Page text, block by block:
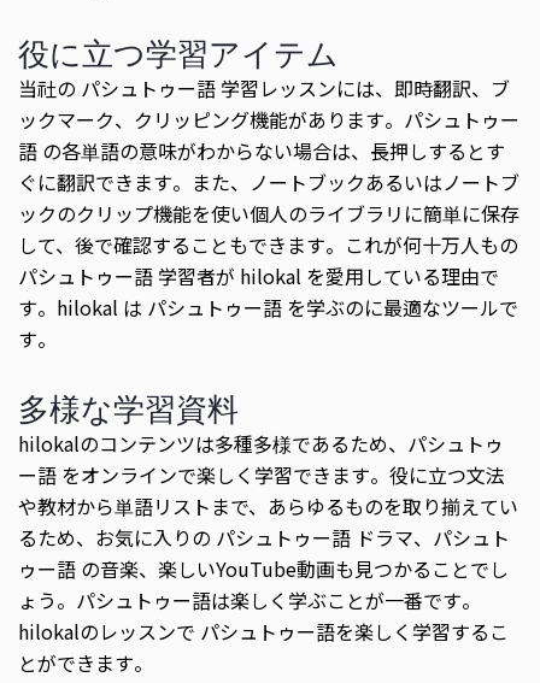
役に立つ学習アイテム
当社の パシュトゥー語 学習レッスンには、即時翻訳、ブ
ックマーク、クリッピング機能があります。パシュトゥー
語 の各単語の意味がわからない場合は、長押しするとす
ぐに翻訳できます。また、ノートブックあるいはノートブ
ックのクリップ機能を使い個人のライブラリに簡単に保存
して、後で確認することもできます。これが何十万人もの
パシュトゥー語 学習者が hilokal を愛用している理由で
す。hilokal は パシュトゥー語 を学ぶのに最適なツールで
す。
多様な学習資料
hilokalのコンテンツは多種多様であるため、パシュトゥ
ー語 をオンラインで楽しく学習できます。役に立つ文法
や教材から単語リストまで、あらゆるものを取り揃えてい
るため、お気に入りの パシュトゥー語 ドラマ、パシュト
ゥー語 の音楽、楽しいYouTube動画も見つかることでし
ょう。パシュトゥー語は楽しく学ぶことが一番です。
hilokalのレッスンで パシュトゥー語を楽しく学習するこ
とができます。